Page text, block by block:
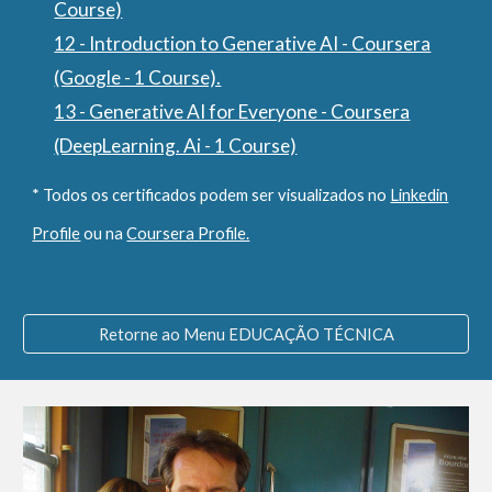
Course)
12 - Introduction to Generative AI - Coursera
(Google - 1 Course).
13 - Generative AI for Everyone - Coursera
(DeepLearning. Ai - 1 Course)
* Todos os certificados podem ser visualizados no Linkedin
Profileou na Coursera Profile.
Retorne ao Menu EDUCAÇÃO TÉCNICA